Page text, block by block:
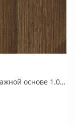
88622-2 MOTIVE Обои виниловые на бумажной основе 1.06*15.6